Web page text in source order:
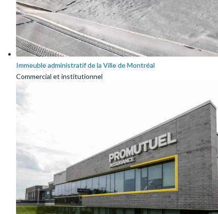
Immeuble administratif de la Ville de Montréal
Commercial et institutionnel